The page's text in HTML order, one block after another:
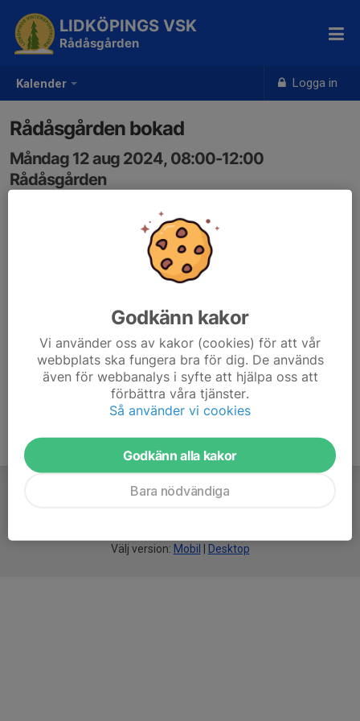
Kalender Logga in
LIDKÖPINGS VSK
Rådåsgården
Rådåsgården bokad
Måndag 12 aug 2024, 08:00-12:00
Rådåsgården
Välj version: Mobil Desktop
Godkänn kakor
Vi använder oss av kakor (cookies) för att vår
webbplats ska fungera bra för dig. De används
även för webbanalys i syfte att hjälpa oss att
förbättra våra tjänster.
Så använder vi cookies
Godkänn alla kakor
Bara nödvändiga